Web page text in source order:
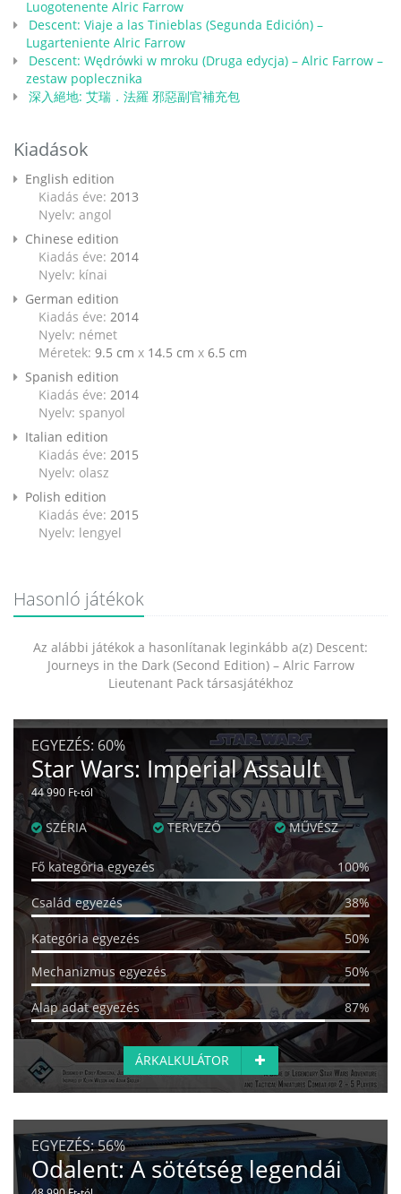
Luogotenente Alric Farrow
Descent: Viaje a las Tinieblas (Segunda Edición) –
Lugarteniente Alric Farrow
Descent: Wędrówki w mroku (Druga edycja) – Alric Farrow –
zestaw poplecznika
深入絕地: 艾瑞．法羅 邪惡副官補充包
Kiadások
English edition
Kiadás éve: 2013
Nyelv: angol
Chinese edition
Kiadás éve: 2014
Nyelv: kínai
German edition
Kiadás éve: 2014
Nyelv: német
Méretek: 9.5 cm x 14.5 cm x 6.5 cm
Spanish edition
Kiadás éve: 2014
Nyelv: spanyol
Italian edition
Kiadás éve: 2015
Nyelv: olasz
Polish edition
Kiadás éve: 2015
Nyelv: lengyel
Hasonló játékok
Az alábbi játékok a hasonlítanak leginkább a(z) Descent:
Journeys in the Dark (Second Edition) – Alric Farrow
Lieutenant Pack társasjátékhoz
EGYEZÉS: 60%
Star Wars: Imperial Assault
44 990 Ft-tól
SZÉRIA TERVEZŐ MŰVÉSZ
Fő kategória egyezés 100%
Család egyezés 38%
Kategória egyezés
50%
Mechanizmus egyezés
50%
Alap adat egyezés 87%
ÁRKALKULÁTOR
EGYEZÉS:56%
Odalent: A sötétség legendái